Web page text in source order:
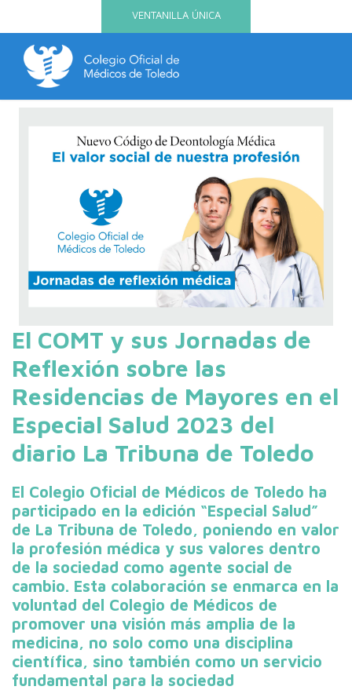
VENTANILLA ÚNICA
El COMT y sus Jornadas de
Reflexión sobre las
Residencias de Mayores en el
Especial Salud 2023 del
diario La Tribuna de Toledo
El Colegio Oficial de Médicos de Toledo ha
participado en la edición “Especial Salud”
de La Tribuna de Toledo, poniendo en valor
la profesión médica y sus valores dentro
de la sociedad como agente social de
cambio. Esta colaboración se enmarca en la
voluntad del Colegio de Médicos de
promover una visión más amplia de la
medicina, no solo como una disciplina
científica, sino también como un servicio
fundamental para la sociedad